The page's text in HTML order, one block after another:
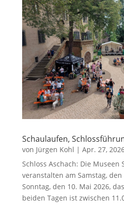
Schaulaufen,
von Jürgen Kohl | Apr. 27,
Schloss Aschach: Die Museen
veranstalten am Samstag,
Sonntag, den 10. Mai 2026,
beiden Tagen ist zwischen